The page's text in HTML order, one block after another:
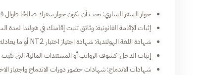
جواز السفر الساري: يجب أن يكون جواز سفرك صالحًا طوال
إثبات الإقامة القانونية: وثائق تثبت إقامتك في هولندا لمدة
شهادة اللغة الهولندية: شهادة اجتياز اختبار NT2 أو ما يعادله.
إثبات الدخل: كشوف الرواتب أو المستندات المالية التي
شهادات الاندماج: شهادات حضور دورات الاندماج واجتياز